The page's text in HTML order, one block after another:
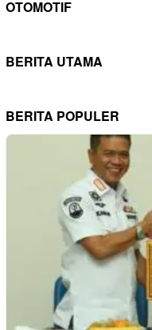
OTOMOTIF
BERITA UTAMA
BERITA POPULER